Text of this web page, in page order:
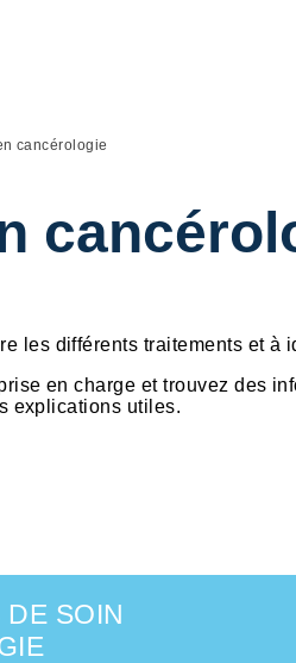
cancérologie
les différents traitements et à
en charge et trouvez des
explications utiles.
SOIN